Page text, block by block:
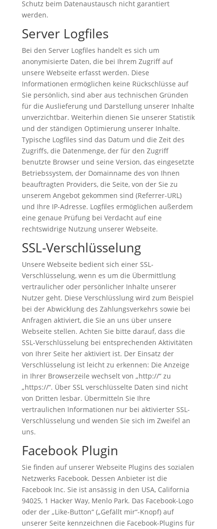
Schutz beim Datenaustausch nicht garantiert
werden.
Server Logfiles
Bei den Server Logfiles handelt es sich um
anonymisierte Daten, die bei Ihrem Zugriff auf
unsere Webseite erfasst werden. Diese
Informationen ermöglichen keine Rückschlüsse auf
Sie persönlich, sind aber aus technischen Gründen
für die Auslieferung und Darstellung unserer Inhalte
unverzichtbar. Weiterhin dienen Sie unserer Statistik
und der ständigen Optimierung unserer Inhalte.
Typische Logfiles sind das Datum und die Zeit des
Zugriffs, die Datenmenge, der für den Zugriff
benutzte Browser und seine Version, das eingesetzte
Betriebssystem, der Domainname des von Ihnen
beauftragten Providers, die Seite, von der Sie zu
unserem Angebot gekommen sind (Referrer-URL)
und Ihre IP-Adresse. Logfiles ermöglichen außerdem
eine genaue Prüfung bei Verdacht auf eine
rechtswidrige Nutzung unserer Webseite.
SSL-Verschlüsselung
Unsere Webseite bedient sich einer SSL-
Verschlüsselung, wenn es um die Übermittlung
vertraulicher oder persönlicher Inhalte unserer
Nutzer geht. Diese Verschlüsslung wird zum Beispiel
bei der Abwicklung des Zahlungsverkehrs sowie bei
Anfragen aktiviert, die Sie an uns über unsere
Webseite stellen. Achten Sie bitte darauf, dass die
SSL-Verschlüsselung bei entsprechenden Aktivitäten
von Ihrer Seite her aktiviert ist. Der Einsatz der
Verschlüsselung ist leicht zu erkennen: Die Anzeige
in Ihrer Browserzeile wechselt von „http://“ zu
„https://“. Über SSL verschlüsselte Daten sind nicht
von Dritten lesbar. Übermitteln Sie Ihre
vertraulichen Informationen nur bei aktivierter SSL-
Verschlüsselung und wenden Sie sich im Zweifel an
uns.
Facebook Plugin
Sie finden auf unserer Webseite Plugins des sozialen
Netzwerks Facebook. Dessen Anbieter ist die
Facebook Inc. Sie ist ansässig in den USA, California
94025, 1 Hacker Way, Menlo Park. Das Facebook-Logo
oder der „Like-Button“ („Gefällt mir“-Knopf) auf
unserer Seite kennzeichnen die Facebook-Plugins für